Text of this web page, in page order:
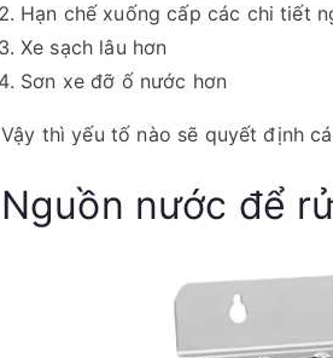
Hạn chế xuống cấp các chi tiết
Xe sạch lâu hơn
Sơn xe đỡ ố nước hơn
Vậy thì yếu tố nào sẽ quyết định
Nguồn nước để